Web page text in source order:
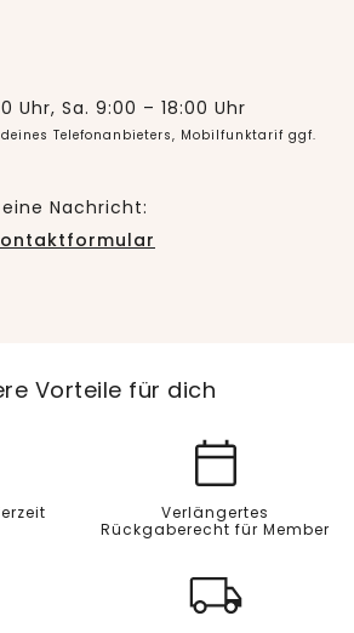
Uhr, Sa. 9:00 – 18:00 Uhr
Telefonanbieters, Mobilfunktarif ggf.
Nachricht:
Vorteile für dich
Verlängertes
Rückgaberecht für Member